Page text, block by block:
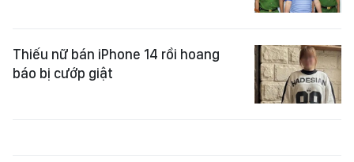
Thiếu nữ bán iPhone 14 rồi hoang
báo bị cướp giật